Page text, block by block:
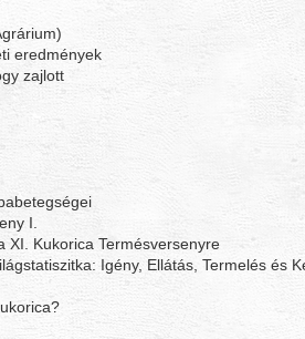
eredmények
zajlott
I.
XI. Kukorica Termésversenyre
Igény, Ellátás, Termelés és